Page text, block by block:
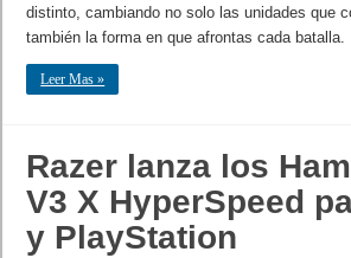
distinto, cambiando no solo las unidades que
también la forma en que afrontas cada
Leer Mas »
Razer lanza los
V3 X HyperSpeed
y PlayStation